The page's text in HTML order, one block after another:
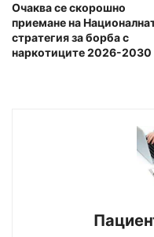
Очаква се скорошно
приемане на
стратегия за борба с
наркотиците 2026-2030